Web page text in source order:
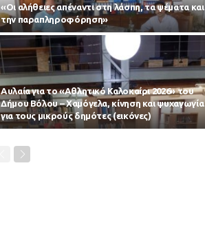
«Οι αλήθειες απέναντι στη λάσπη, τα ψέματα και
την παραπληροφόρηση»
Αυλαία για το «Αθλητικό Καλοκαίρι 2026» του
Δήμου Βόλου – Χαμόγελα, κίνηση και ψυχαγωγία
για τους μικρούς δημότες (εικόνες)